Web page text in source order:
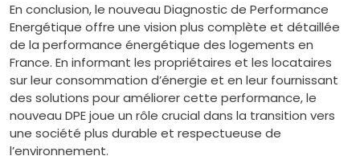
En conclusion, le nouveau Diagnostic de Performance
Energétique offre une vision plus complète et détaillée
de la performance énergétique des logements en
France. En informant les propriétaires et les locataires
sur leur consommation d’énergie et en leur fournissant
des solutions pour améliorer cette performance, le
nouveau DPE joue un rôle crucial dans la transition vers
une société plus durable et respectueuse de
l’environnement.